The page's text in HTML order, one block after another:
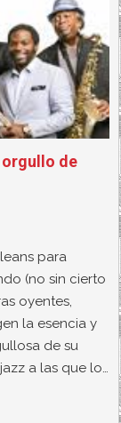
orgullo de
para
(no sin cierto
oyentes,
la esencia y
de su
a las que lo…